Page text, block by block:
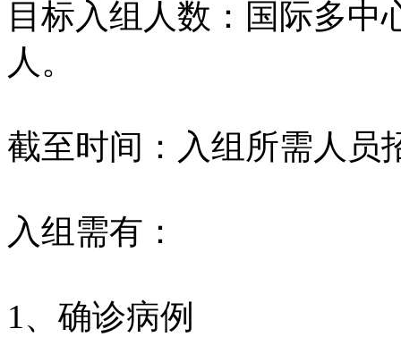
目标入组人数：国际多中
人。
截至时间：入组所需人员
入组需有：
1、确诊病例